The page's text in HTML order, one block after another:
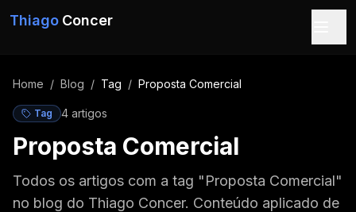
Thiago Concer
Home / Blog / Tag / Proposta Comercial
Tag 4 artigos
Proposta Comercial
Todos os artigos com a tag "Proposta Comercial"
no blog do Thiago Concer. Conteúdo aplicado de